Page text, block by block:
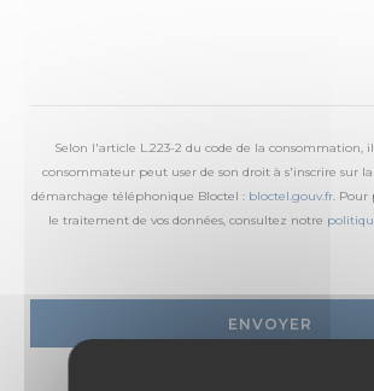
Selon l'article L.223-2 du code de la consommation,
consommateur peut user de son droit à s'inscrire sur
démarchage téléphonique Bloctel : bloctel.gouv.fr. Pour
le traitement de vos données, consultez notre